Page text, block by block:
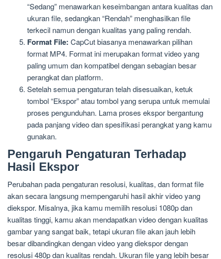
“Sedang” menawarkan keseimbangan antara kualitas dan
ukuran file, sedangkan “Rendah” menghasilkan file
terkecil namun dengan kualitas yang paling rendah.
Format File: CapCut biasanya menawarkan pilihan
format MP4. Format ini merupakan format video yang
paling umum dan kompatibel dengan sebagian besar
perangkat dan platform.
Setelah semua pengaturan telah disesuaikan, ketuk
tombol “Ekspor” atau tombol yang serupa untuk memulai
proses pengunduhan. Lama proses ekspor bergantung
pada panjang video dan spesifikasi perangkat yang kamu
gunakan.
Pengaruh Pengaturan Terhadap
Hasil Ekspor
Perubahan pada pengaturan resolusi, kualitas, dan format file
akan secara langsung mempengaruhi hasil akhir video yang
diekspor. Misalnya, jika kamu memilih resolusi 1080p dan
kualitas tinggi, kamu akan mendapatkan video dengan kualitas
gambar yang sangat baik, tetapi ukuran file akan jauh lebih
besar dibandingkan dengan video yang diekspor dengan
resolusi 480p dan kualitas rendah. Ukuran file yang lebih besar